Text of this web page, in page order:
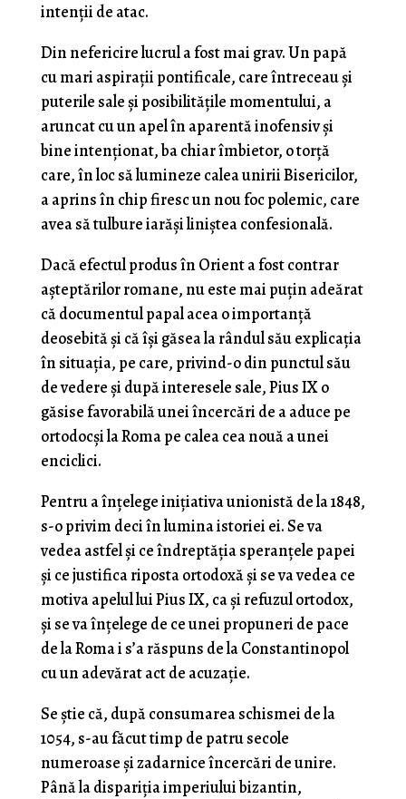
intenţii de atac.
Din nefericire lucrul a fost mai grav. Un papă
cu mari aspiraţii pontificale, care întreceau şi
puterile sale şi posibilităţile momentului, a
aruncat cu un apel în aparentă inofensiv şi
bine intenţionat, ba chiar îmbietor, o torță
care, în loc să lumineze calea unirii Bisericilor,
a aprins în chip firesc un nou foc polemic, care
avea să tulbure iarăşi liniştea confesională.
Dacă efectul produs în Orient a fost contrar
aşteptărilor romane, nu este mai puțin adeărat
că documentul papal acea o importanță
deosebită şi că îşi găsea la rândul său explicaţia
în situaţia, pe care, privind-o din punctul său
de vedere şi după interesele sale, Pius IX o
găsise favorabilă unei încercări de a aduce pe
ortodocşi la Roma pe calea cea nouă a unei
enciclici.
Pentru a înţelege iniţiativa unionistă de la 1848,
s-o privim deci în lumina istoriei ei. Se va
vedea astfel şi ce îndreptăția speranţele papei
şi ce justifica riposta ortodoxă și se va vedea ce
motiva apelul lui Pius IX, ca şi refuzul ortodox,
şi se va înţelege de ce unei propuneri de pace
de la Roma i s’a răspuns de la Constantinopol
cu un ade­vărat act de acuzaţie.
Se ştie că, după consumarea schismei de la
1054, s-au făcut timp de patru secole
numeroase şi zadarnice încercări de unire.
Până la dispariţia imperiului bizantin,